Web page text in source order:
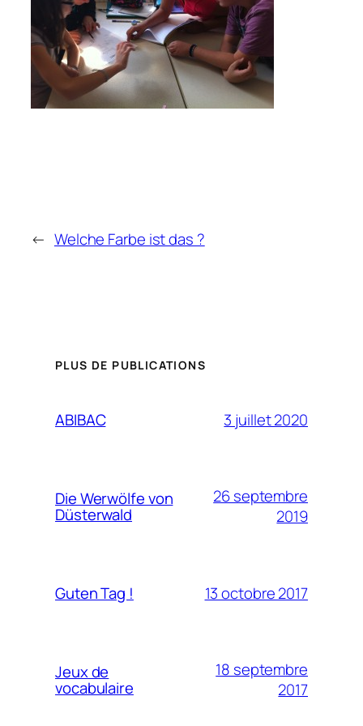
← Welche Farbe ist das ?
PLUS DE PUBLICATIONS
ABIBAC 3 juillet 2020
Die Werwölfe von
Düsterwald
26 septembre
2019
Guten Tag ! 13 octobre 2017
Jeux de
vocabulaire
18 septembre
2017